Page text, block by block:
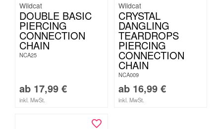
Wildcat
DOUBLE BASIC
PIERCING
CONNECTION
CHAIN
NCA25
ab 17,99 €
inkl. MwSt.
Wildcat
CRYSTAL
DANGLING
TEARDROPS
PIERCING
CONNECTION
CHAIN
NCA009
ab 16,99 €
inkl. MwSt.